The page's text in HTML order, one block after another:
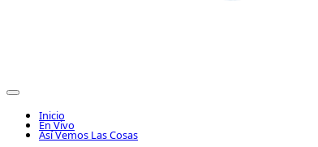
Inicio
En Vivo
Así Vemos Las Cosas